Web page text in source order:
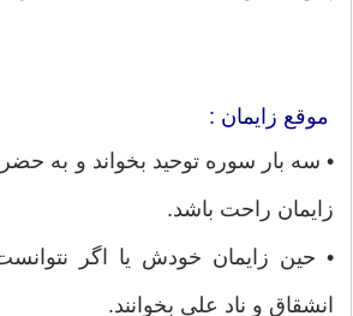
موقع زایمان :
• سه بار سوره توحید بخواند و به
زایمان راحت باشد.
• حین زایمان خودش یا اگر
انشقاق و ناد علی بخوانند.